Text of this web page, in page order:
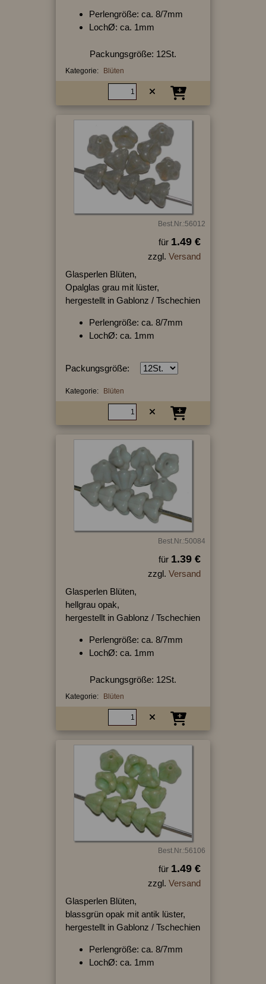
Perlengröße: ca. 8/7mm
LochØ: ca. 1mm
Packungsgröße: 12St.
Kategorie: Blüten
Best.Nr.:56012
für 1.49 €
zzgl. Versand
Glasperlen Blüten,
Opalglas grau mit lüster,
hergestellt in Gablonz / Tschechien
Perlengröße: ca. 8/7mm
LochØ: ca. 1mm
Packungsgröße:
Kategorie: Blüten
Best.Nr.:50084
für 1.39 €
zzgl. Versand
Glasperlen Blüten,
hellgrau opak,
hergestellt in Gablonz / Tschechien
Perlengröße: ca. 8/7mm
LochØ: ca. 1mm
Packungsgröße: 12St.
Kategorie: Blüten
Best.Nr.:56106
für 1.49 €
zzgl. Versand
Glasperlen Blüten,
blassgrün opak mit antik lüster,
hergestellt in Gablonz / Tschechien
Perlengröße: ca. 8/7mm
LochØ: ca. 1mm